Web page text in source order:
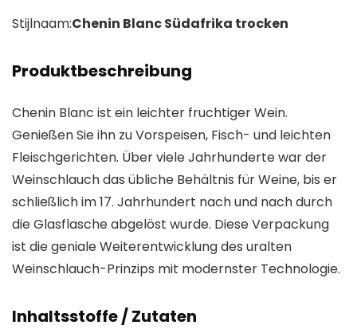
Stijlnaam:Chenin Blanc Südafrika trocken
Produktbeschreibung
Chenin Blanc ist ein leichter fruchtiger Wein.
Genießen Sie ihn zu Vorspeisen, Fisch- und leichten
Fleischgerichten. Über viele Jahrhunderte war der
Weinschlauch das übliche Behältnis für Weine, bis er
schließlich im 17. Jahrhundert nach und nach durch
die Glasflasche abgelöst wurde. Diese Verpackung
ist die geniale Weiterentwicklung des uralten
Weinschlauch-Prinzips mit modernster Technologie.
Inhaltsstoffe / Zutaten